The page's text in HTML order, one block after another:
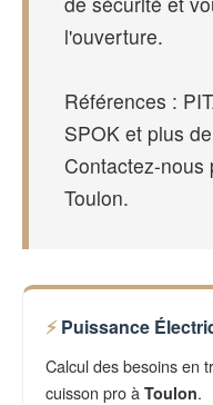
l'ouverture.
Références :
SPOK et plus
Contactez-nous
Toulon.
Puissance
Calcul des besoins en
cuisson pro à Toulon.